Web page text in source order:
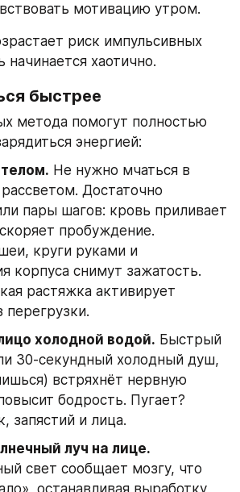
мотивацию утром.
риск импульсивных
хаотично.
быстрее
метода помогут полностью
энергией:
Не нужно мчаться в
Достаточно
пары шагов: кровь приливает
пробуждение.
круги руками и
корпуса снимут зажатость.
растяжка активирует
холодной водой. Быстрый
30‑секундный холодный душ,
встряхнёт нервную
бодрость. Пугает?
запястий и лица.
луч на лице.
свет сообщает мозгу, что